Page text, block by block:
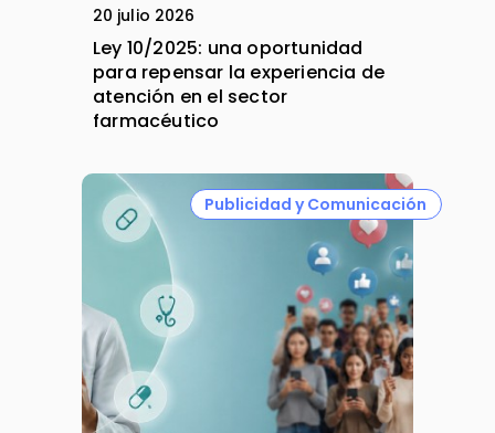
20 julio 2026
Ley 10/2025: una oportunidad
para repensar la experiencia de
atención en el sector
farmacéutico
Publicidad y Comunicación